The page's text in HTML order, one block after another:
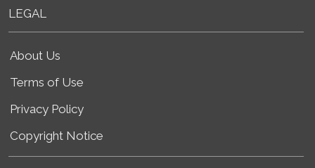
LEGAL
About Us
Terms of Use
Privacy Policy
Copyright Notice